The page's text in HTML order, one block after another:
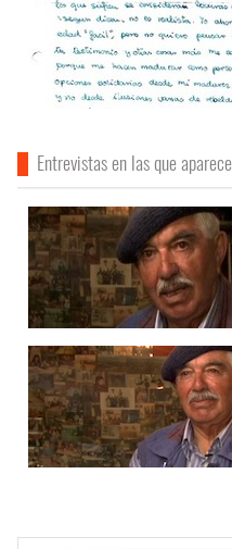
Entrevistas en las que aparece